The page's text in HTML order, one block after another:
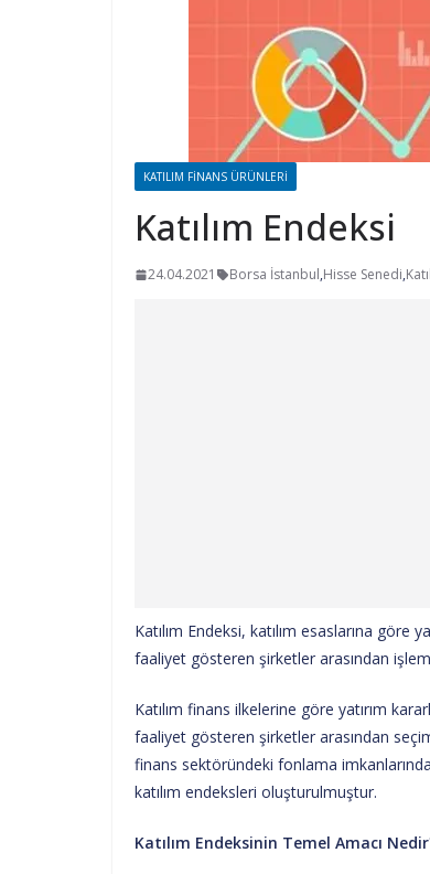
KATILIM FINANS ÜRÜNLERI
Katılım Endeksi
24.04.2021 Borsa İstanbul,Hisse Senedi,
Katılım Endeksi, katılım esaslarına göre
faaliyet gösteren şirketler arasından
Katılım finans ilkelerine göre yatırım
faaliyet gösteren şirketler arasından
finans sektöründeki fonlama
katılım endeksleri oluşturulmuştur.
Katılım Endeksinin Temel Amacı